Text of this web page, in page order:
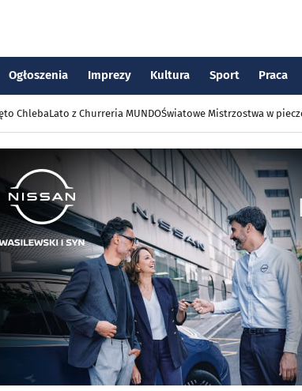
Ogłoszenia Imprezy Kultura Sport Praca
ChlebaLato z Churreria MUNDOŚwiatowe Mistrzostwa w